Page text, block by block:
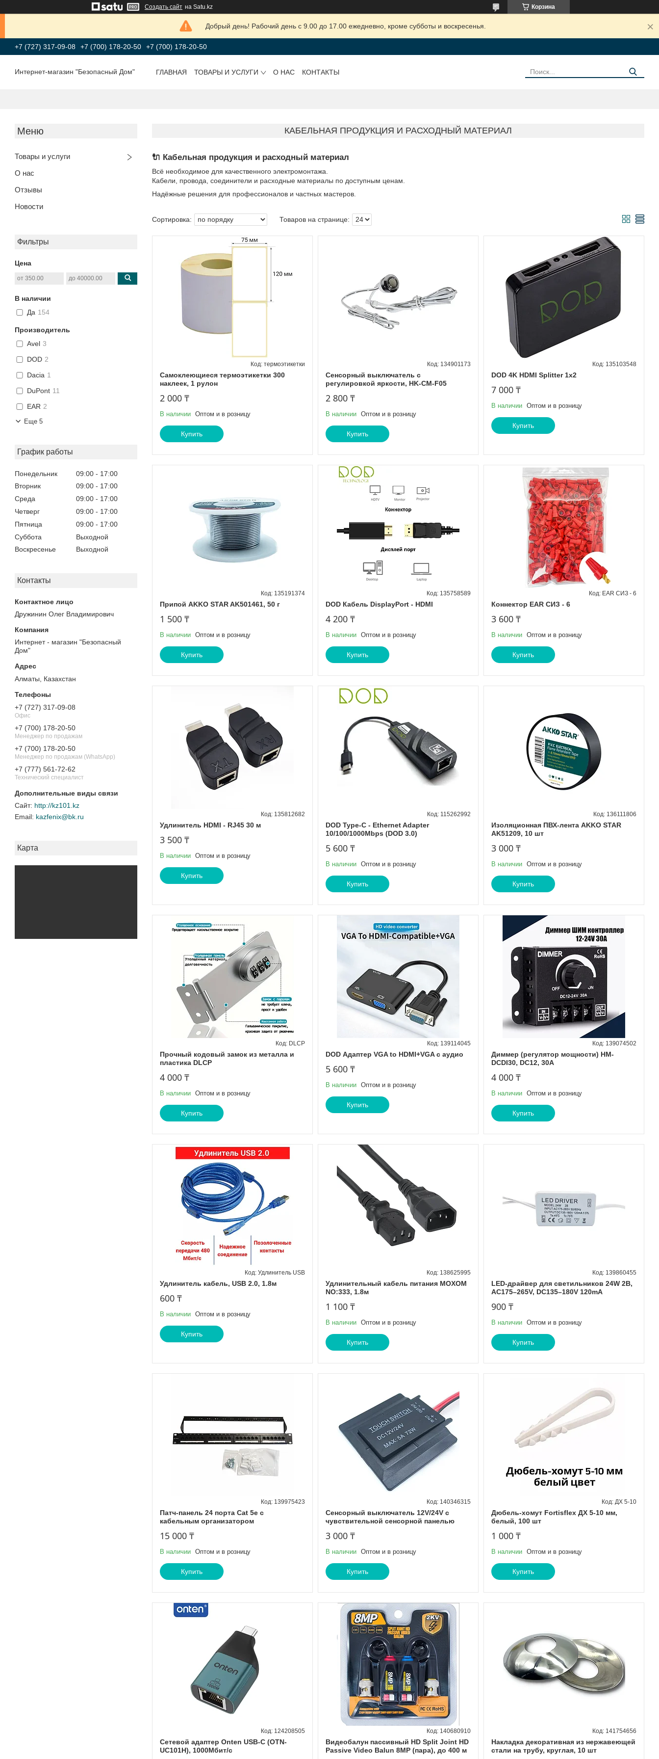
Создать сайт на Satu.kz Корзина
Добрый день! Рабочий день с 9.00 до 17.00 ежедневно, кроме субботы и воскресенья.
+7 (727) 317-09-08 +7 (700) 178-20-50 +7 (700) 178-20-50
Интернет-магазин "Безопасный Дом" ГЛАВНАЯ ТОВАРЫ И УСЛУГИ О НАС КОНТАКТЫ
Товары и услуги
О нас
Отзывы
Новости
Фильтры
Цена
В наличии
Да 154
Производитель
Avel 3
DOD 2
Dacia 1
DuPont 11
EAR 2
Еще 5
График работы
Понедельник 09:00
17:00
Вторник
09:00
17:00
Среда
09:00
17:00
Четверг
09:00
17:00
Пятница
09:00
17:00
Суббота
Выходной
Воскресенье
Выходной
Контакты
Дружинин Олег Владимирович
Интернет - магазин "Безопасный
Дом"
Алматы, Казахстан
+7 (727) 317-09-08
Офис
+7 (700) 178-20-50
Менеджер по продажам
+7 (700) 178-20-50
Менеджер по продажам (WhatsApp)
+7 (777) 561-72-62
Технический специалист
http://kz101.kz
kazfenix@bk.ru
Карта
КАБЕЛЬНАЯ ПРОДУКЦИЯ И РАСХОДНЫЙ МАТЕРИАЛ
🔌 Кабельная продукция и расходный материал
Всё необходимое для качественного электромонтажа.
Кабели, провода, соединители и расходные материалы по доступным ценам.
Надёжные решения для профессионалов и частных мастеров.
Самоклеющиеся термоэтикетки 300
наклеек, 1 рулон
термоэтикетки
2 000 ₸
В наличии Оптом и в розницу
Купить
Сенсорный выключатель с
регулировкой яркости, HK-CM-F05
134901173
2 800 ₸
В наличии Оптом и в розницу
Купить
DOD 4K HDMI Splitter 1x2
135103548
7 000 ₸
В наличии Оптом и в розницу
Купить
Припой AKKO STAR AK501461, 50 г
135191374
1 500 ₸
В наличии Оптом и в розницу
Купить
DOD Кабель DisplayPort - HDMI
135758589
4 200 ₸
В наличии Оптом и в розницу
Купить
Коннектор EAR СИЗ - 6
EAR СИЗ - 6
3 600 ₸
В наличии Оптом и в розницу
Купить
Удлинитель HDMI - RJ45 30 м
135812682
3 500 ₸
В наличии Оптом и в розницу
Купить
DOD Type-C - Ethernet Adapter
10/100/1000Mbps (DOD 3.0)
115262992
5 600 ₸
В наличии Оптом и в розницу
Купить
Изоляционная ПВХ-лента AKKO STAR
AK51209, 10 шт
136111806
3 000 ₸
В наличии Оптом и в розницу
Купить
Прочный кодовый замок из металла и
пластика DLCP
DLCP
4 000 ₸
В наличии Оптом и в розницу
Купить
DOD Адаптер VGA to HDMI+VGA с аудио
139114045
5 600 ₸
В наличии Оптом и в розницу
Купить
Диммер (регулятор мощности) HM-
DCDI30, DC12, 30А
139074502
4 000 ₸
В наличии Оптом и в розницу
Купить
Удлинитель кабель, USB 2.0, 1.8м
Удлинитель USB
600 ₸
В наличии Оптом и в розницу
Купить
Удлинительный кабель питания MOXOM
NO:333, 1.8м
138625995
1 100 ₸
В наличии Оптом и в розницу
Купить
LED-драйвер для светильников 24W 2B,
AC175–265V, DC135–180V 120mA
139860455
900 ₸
В наличии Оптом и в розницу
Купить
Патч-панель 24 порта Cat 5e с
кабельным организатором
139975423
15 000 ₸
В наличии Оптом и в розницу
Купить
Сенсорный выключатель 12V/24V с
чувствительной сенсорной панелью
140346315
3 000 ₸
В наличии Оптом и в розницу
Купить
Дюбель-хомут Fortisflex ДХ 5-10 мм,
белый, 100 шт
ДХ 5-10
1 000 ₸
В наличии Оптом и в розницу
Купить
Сетевой адаптер Onten USB-C (OTN-
UC101H), 1000Мбит/с
124208505
Видеобалун пассивный HD Split Joint HD
Passive Video Balun 8MP (пара), до 400 м
140680910
Накладка декоративная из нержавеющей
стали на трубу, круглая, 10 шт
141754656